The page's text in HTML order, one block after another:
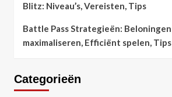
Blitz: Niveau’s, Vereisten, Tips
Battle Pass Strategieën: Beloningen
maximaliseren, Efficiënt spelen, Tips
Categorieën